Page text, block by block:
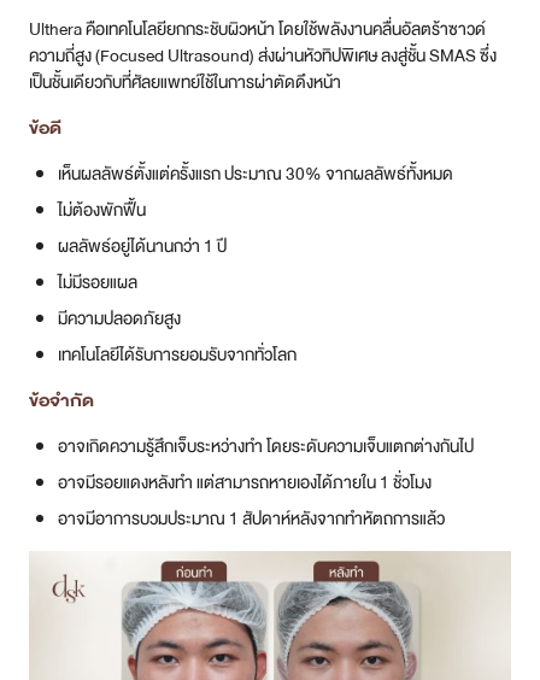
Ulthera คือเทคโนโลยียกกระชับผิวหน้า โดยใช้พลังงานคลื่นอัลตร้าซาวด์
ความถี่สูง (Focused Ultrasound) ส่งผ่านหัวทิปพิเศษ ลงสู่ชั้น SMAS ซึ่ง
เป็นชั้นเดียวกับที่ศัลยแพทย์ใช้ในการผ่าตัดดึงหน้า
ข้อดี
เห็นผลลัพธ์ตั้งแต่ครั้งแรก ประมาณ 30% จากผลลัพธ์ทั้งหมด
ไม่ต้องพักฟื้น
ผลลัพธ์อยู่ได้นานกว่า 1 ปี
ไม่มีรอยแผล
มีความปลอดภัยสูง
เทคโนโลยีได้รับการยอมรับจากทั่วโลก
ข้อจำกัด
อาจเกิดความรู้สึกเจ็บระหว่างทำ โดยระดับความเจ็บแตกต่างกันไป
อาจมีรอยแดงหลังทำ แต่สามารถหายเองได้ภายใน 1 ชั่วโมง
อาจมีอาการบวมประมาณ 1 สัปดาห์หลังจากทำหัตถการแล้ว